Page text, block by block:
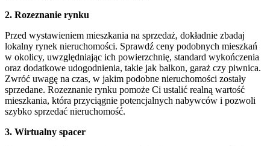
2. Rozeznanie rynku
Przed wystawieniem mieszkania na sprzedaż, dokładnie zbadaj
lokalny rynek nieruchomości. Sprawdź ceny podobnych mieszkań
w okolicy, uwzględniając ich powierzchnię, standard wykończenia
oraz dodatkowe udogodnienia, takie jak balkon, garaż czy piwnica.
Zwróć uwagę na czas, w jakim podobne nieruchomości zostały
sprzedane. Rozeznanie rynku pomoże Ci ustalić realną wartość
mieszkania, która przyciągnie potencjalnych nabywców i pozwoli
szybko sprzedać nieruchomość.
3. Wirtualny spacer